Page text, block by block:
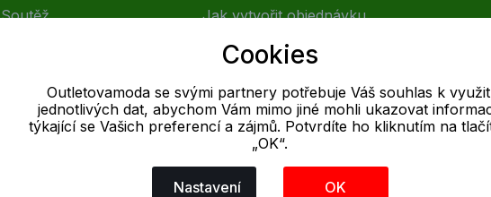
Soutěž
Jak vytvořit objednávku
Obchodní podmínky
Doprava
E-mail
info@outletovamoda.cz
Cookies
Outletovamoda se svými partnery potřebuje Váš souhlas k
jednotlivých dat, abychom Vám mimo jiné mohli ukazovat
týkající se Vašich preferencí a zájmů. Potvrdíte ho kliknutím na
„OK“.
Nastavení OK